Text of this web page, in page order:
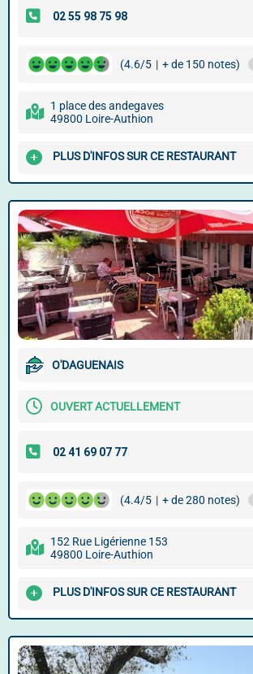
(4.6/5 | + de 150 notes)
1 place des andegaves
49800 Loire-Authion
PLUS D'INFOS SUR CE RESTAURANT
O'DAGUENAIS
OUVERT ACTUELLEMENT
(4.4/5 | + de 280 notes)
152 Rue Ligérienne 153
49800 Loire-Authion
PLUS D'INFOS SUR CE RESTAURANT